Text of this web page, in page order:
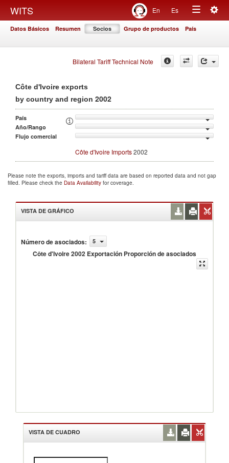
WITS En Es
Toggle
Datos Básicos Resumen Socios Grupo de productos País
Bilateral Tariff Technical Note
Côte d'Ivoire exports
by country and region 2002
País
Año/Rango
Flujo comercial
Côte d'Ivoire Imports2002
Please note the exports, imports and tariff data are based on reported data and not gap
filled. Please check the Data Availability for coverage.
VISTA DE GRÁFICO
Número de asociados: 5
Côte d'Ivoire 2002 Exportación Proporción de asociados
VISTA DE CUADRO